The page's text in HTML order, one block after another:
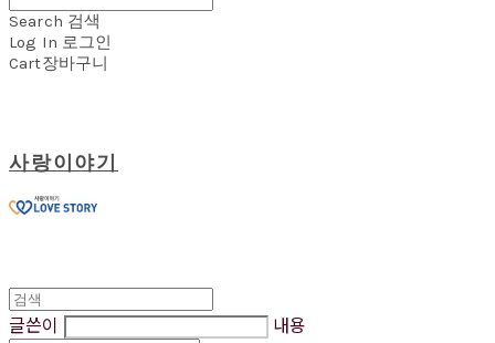
Search 검색
Log In 로그인
Cart장바구니
사랑이야기
글쓴이 내용